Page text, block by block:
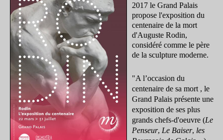
2017 le Grand Palais
propose l'exposition du
centenaire de la mort
d'Auguste Rodin,
considéré comme le père
de la sculpture moderne.
"A l’occasion du
centenaire de sa mort , le
Grand Palais présente une
exposition de ses plus
grands chefs-d'oeuvre (Le
Penseur, Le Baiser, les